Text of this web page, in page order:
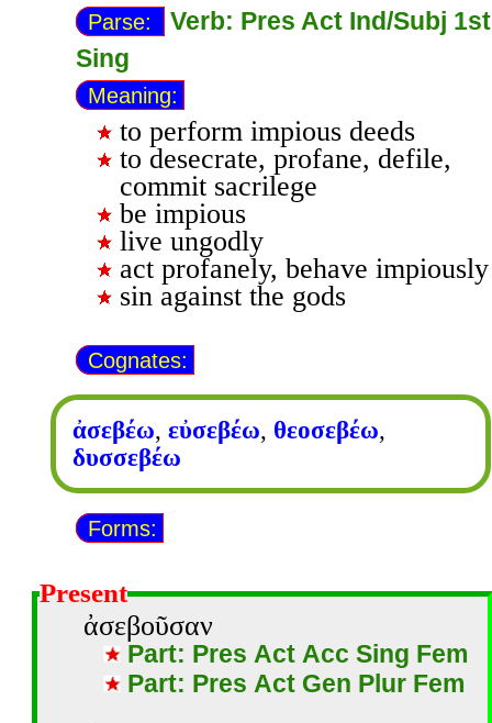
Parse:
Verb: Pres Act Ind/Subj 1st
Sing
Meaning:
to perform impious deeds
to desecrate, profane, defile,
commit sacrilege
be impious
live ungodly
act profanely, behave impiously
sin against the gods
Cognates:
ἀσεβέω, εὐσεβέω, θεοσεβέω,
δυσσεβέω
Forms:
Present
ἀσεβοῦσαν
Part: Pres Act Acc Sing Fem
Part: Pres Act Gen Plur Fem